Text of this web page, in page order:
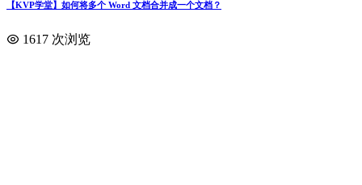
【KVP学堂】如何将多个 Word 文档合并成一个文档？
1617 次浏览